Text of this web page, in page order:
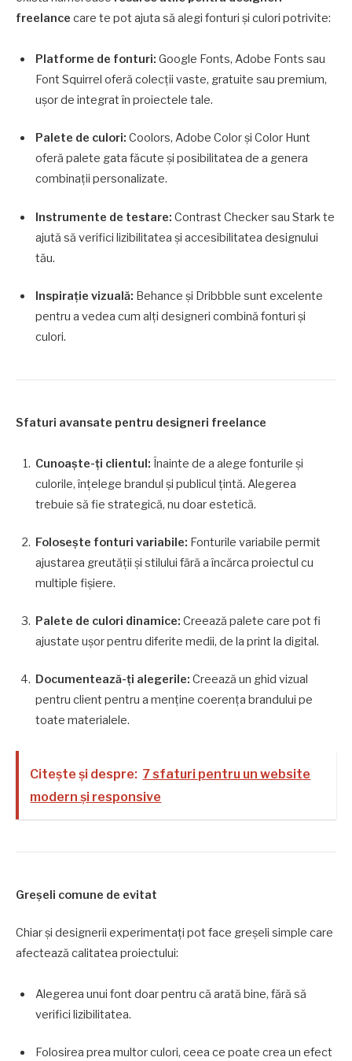
freelance care te pot ajuta să alegi fonturi și culori potrivite:
Platforme de fonturi: Google Fonts, Adobe Fonts sau
Font Squirrel oferă colecții vaste, gratuite sau premium,
ușor de integrat în proiectele tale.
Palete de culori: Coolors, Adobe Color și Color Hunt
oferă palete gata făcute și posibilitatea de a genera
combinații personalizate.
Instrumente de testare: Contrast Checker sau Stark te
ajută să verifici lizibilitatea și accesibilitatea designului
tău.
Inspirație vizuală: Behance și Dribbble sunt excelente
pentru a vedea cum alți designeri combină fonturi și
culori.
Sfaturi avansate pentru designeri freelance
Cunoaște-ți clientul: Înainte de a alege fonturile și
culorile, înțelege brandul și publicul țintă. Alegerea
trebuie să fie strategică, nu doar estetică.
Folosește fonturi variabile: Fonturile variabile permit
ajustarea greutății și stilului fără a încărca proiectul cu
multiple fișiere.
Palete de culori dinamice: Creează palete care pot fi
ajustate ușor pentru diferite medii, de la print la digital.
Documentează-ți alegerile: Creează un ghid vizual
pentru client pentru a menține coerența brandului pe
toate materialele.
Citește și despre: 7 sfaturi pentru un website
modern și responsive
Greșeli comune de evitat
Chiar și designerii experimentați pot face greșeli simple care
afectează calitatea proiectului:
Alegerea unui font doar pentru că arată bine, fără să
verifici lizibilitatea.
Folosirea prea multor culori, ceea ce poate crea un efect